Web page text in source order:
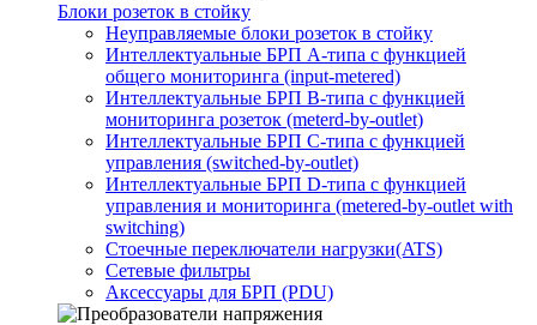
Блоки розеток в стойку
Неуправляемые блоки розеток в стойку
Интеллектуальные БРП А-типа с функцией
общего мониторинга (input-metered)
Интеллектуальные БРП B-типа с функцией
мониторинга розеток (meterd-by-outlet)
Интеллектуальные БРП C-типа с функцией
управления (switched-by-outlet)
Интеллектуальные БРП D-типа с функцией
управления и мониторинга (metered-by-outlet with
switching)
Стоечные переключатели нагрузки(ATS)
Сетевые фильтры
Аксессуары для БРП (PDU)